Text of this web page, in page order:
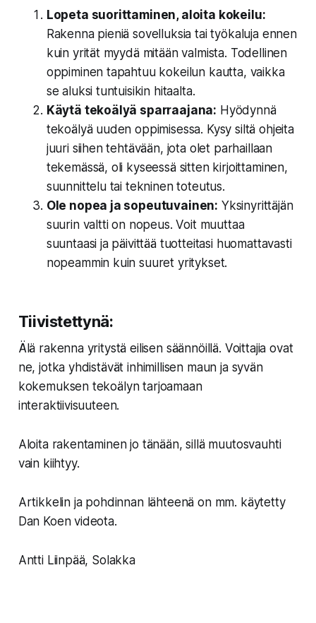
Lopeta suorittaminen, aloita kokeilu:
Rakenna pieniä sovelluksia tai työkaluja ennen
kuin yrität myydä mitään valmista. Todellinen
oppiminen tapahtuu kokeilun kautta, vaikka
se aluksi tuntuisikin hitaalta.
Käytä tekoälyä sparraajana: Hyödynnä
tekoälyä uuden oppimisessa. Kysy siltä ohjeita
juuri siihen tehtävään, jota olet parhaillaan
tekemässä, oli kyseessä sitten kirjoittaminen,
suunnittelu tai tekninen toteutus.
Ole nopea ja sopeutuvainen: Yksinyrittäjän
suurin valtti on nopeus. Voit muuttaa
suuntaasi ja päivittää tuotteitasi huomattavasti
nopeammin kuin suuret yritykset.
Tiivistettynä:
Älä rakenna yritystä eilisen säännöillä. Voittajia ovat
ne, jotka yhdistävät inhimillisen maun ja syvän
kokemuksen tekoälyn tarjoamaan
interaktiivisuuteen.
Aloita rakentaminen jo tänään, sillä muutosvauhti
vain kiihtyy.
Artikkelin ja pohdinnan lähteenä on mm. käytetty
Dan Koen videota.
Antti Liinpää, Solakka